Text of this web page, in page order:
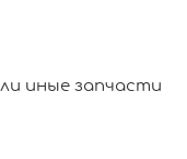
иные запчасти